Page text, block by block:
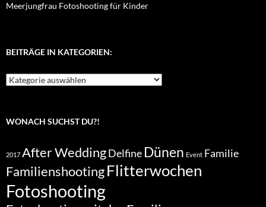
Meerjungfrau Fotoshooting für Kinder
BEITRÄGE IN KATEGORIEN:
Beiträge
in
WONACH SUCHST DU?!
2017 After WeddingDelfine Dünen Event Familie
FamilienshootingFlitterwochen
Fotoshooting